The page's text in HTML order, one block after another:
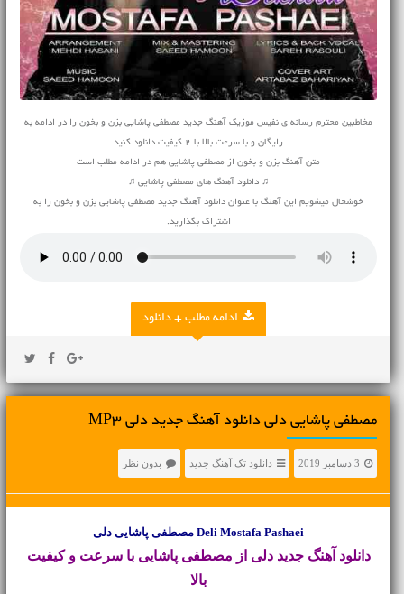
مخاطبین محترم رسانه ی نفیس موزیک آهنگ جدید مصطفی پاشایی بزن و بخون را در ادامه به
رایگان و با سرعت بالا با 2 کیفیت دانلود کنید
متن آهنگ بزن و بخون از مصطفی پاشایی هم در ادامه مطلب است
♫ دانلود آهنگ های مصطفی پاشایی ♫
خوشحال میشویم این آهنگ با عنوان دانلود آهنگ جدید مصطفی پاشایی بزن و بخون را به
اشتراک بگذارید.
ادامه مطلب + دانلود
مصطفی پاشایی دلی دانلود آهنگ جدید دلی MP3
3 دسامبر 2019 دانلود تک آهنگ جدید بدون نظر
Deli Mostafa Pashaei مصطفی پاشایی دلی
دانلود آهنگ جدید دلی از مصطفی پاشایی با سرعت و کیفیت
بالا